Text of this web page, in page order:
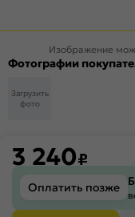
Изображение
Фотографии
Загрузить
фото
3 240₽
Оплатить позже